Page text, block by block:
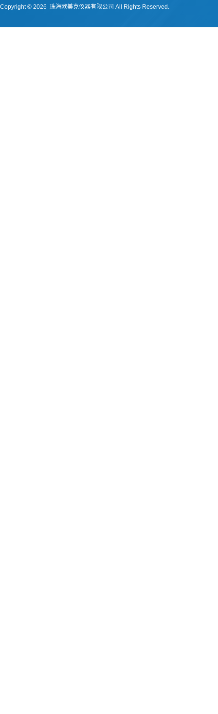
Copyright © 2026 珠海欧美克仪器有限公司 All Rights Reserved.